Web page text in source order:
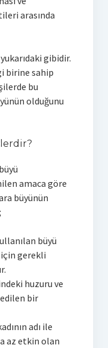
arasında
gibidir.
birine sahip
bu
olduğunu
amaca göre
büyünün
büyü
gerekli
huzuru ve
bir
adı ile
az etkin olan